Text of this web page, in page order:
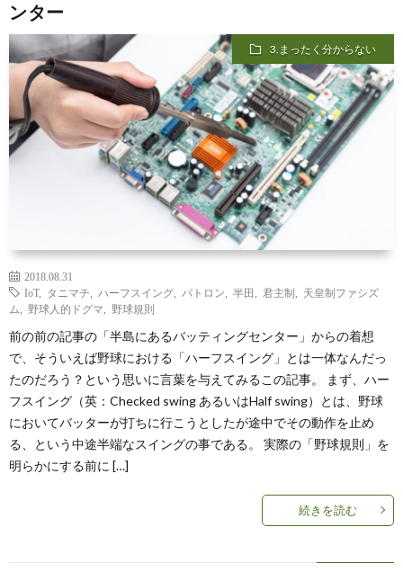
ンター
3.まったく分からない
2018.08.31
IoT, タニマチ ハーフスイング パトロン 半田 君主制
天皇制ファシズ
ム
野球人的ドグマ 野球規則
前の前の記事の「半島にあるバッティングセンター」からの着想
で、そういえば野球における「ハーフスイング」とは一体なんだっ
たのだろう？という思いに言葉を与えてみるこの記事。 まず、ハー
フスイング（英：Checked swing あるいはHalf swing）とは、野球
においてバッターが打ちに行こうとしたが途中でその動作を止め
る、という中途半端なスイングの事である。 実際の「野球規則」を
明らかにする前に […]
続きを読む